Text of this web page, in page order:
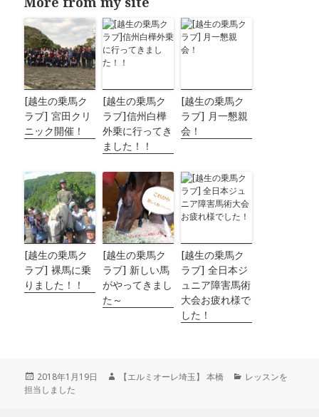
[越生の乗馬ク
ラブ] 宮田クリ
ニック開催！
[越生の乗馬ク
ラブ]信州白樺
外乗に行ってき
ました！！
[越生の乗馬ク
ラブ] 月一懇親
会！
[越生の乗馬ク
ラブ] 裸馬に乗
りました！！
[越生の乗馬ク
ラブ] 新しい馬
がやってきまし
た～
[越生の乗馬ク
ラブ] 全日本ジ
ュニア障害馬術
大会お疲れ様で
した！
投
稿
2018年1月19日
作【エルミオーレ埼玉】 本橋
カ
レッスンを
担当しました